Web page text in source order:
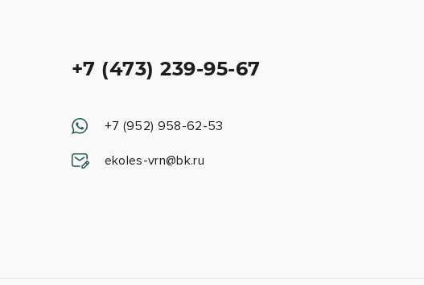
+7 (473) 239-95-67
+7 (952) 958-62-53
ekoles-vrn@bk.ru